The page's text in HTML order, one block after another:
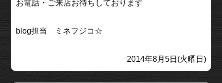
お電話・ご来店お待ちしております
blog担当 ミネフジコ☆
2014年8月5日(火曜日)